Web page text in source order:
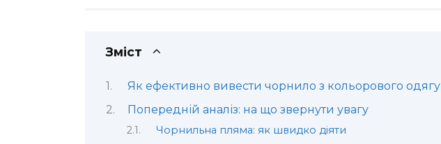
Зміст
Як ефективно вивести чорнило з кольорового одягу
Попередній аналіз: на що звернути увагу
Чорнильна пляма: як швидко діяти